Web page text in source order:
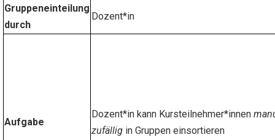
Gruppeneinteilung
durch
Dozent*in
Aufgabe
Dozent*in kann Kursteilnehmer*innen
zufällig in Gruppen einsortieren